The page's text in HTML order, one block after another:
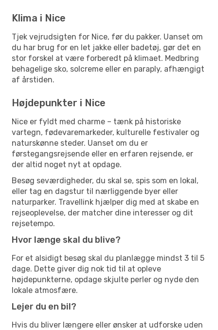
Klima i Nice
Tjek vejrudsigten for Nice, før du pakker. Uanset om
du har brug for en let jakke eller badetøj, gør det en
stor forskel at være forberedt på klimaet. Medbring
behagelige sko, solcreme eller en paraply, afhængigt
af årstiden.
Højdepunkter i Nice
Nice er fyldt med charme – tænk på historiske
vartegn, fødevaremarkeder, kulturelle festivaler og
naturskønne steder. Uanset om du er
førstegangsrejsende eller en erfaren rejsende, er
der altid noget nyt at opdage.
Besøg seværdigheder, du skal se, spis som en lokal,
eller tag en dagstur til nærliggende byer eller
naturparker. Travellink hjælper dig med at skabe en
rejseoplevelse, der matcher dine interesser og dit
rejsetempo.
Hvor længe skal du blive?
For et alsidigt besøg skal du planlægge mindst 3 til 5
dage. Dette giver dig nok tid til at opleve
højdepunkterne, opdage skjulte perler og nyde den
lokale atmosfære.
Lejer du en bil?
Hvis du bliver længere eller ønsker at udforske uden